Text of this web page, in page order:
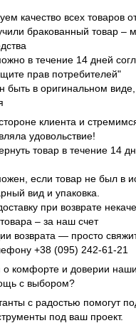
качество всех товаров
бракованный товар –
в течение 14 дней
прав потребителей"
быть в оригинальном
клиента и
удовольствие!
товар в течение 14
если товар не был в
вид и упаковка.
при возврате
– за наш счет
возврата — просто
+38 (095) 242-61-21
комфорте и доверии
с выбором?
с радостью помогут
под ваш проект.